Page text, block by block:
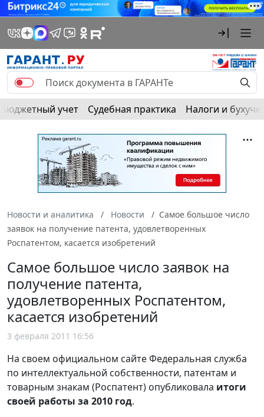
Бюджетный учет Судебная практика Налоги и
Новости и аналитика Новости
Самое большое число
заявок на получение патента, удовлетворенных
Роспатентом, касается изобретений
Самое большое число заявок на
получение патента,
удовлетворенных Роспатентом,
касается изобретений
3 февраля 2011 16:56
На своем официальном сайте Федеральная служба
по интеллектуальной собственности, патентам и
товарным знакам (Роспатент) опубликовала итоги
своей работы за 2010 год.